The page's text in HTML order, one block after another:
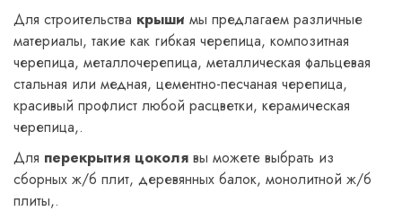
Для строительства крыши мы предлагаем различные
материалы, такие как гибкая черепица, композитная
черепица, металлочерепица, металлическая фальцевая
стальная или медная, цементно-песчаная черепица,
красивый профлист любой расцветки, керамическая
черепица,.
Для перекрытия цоколя вы можете выбрать из
сборных ж/б плит, деревянных балок, монолитной ж/б
плиты,.